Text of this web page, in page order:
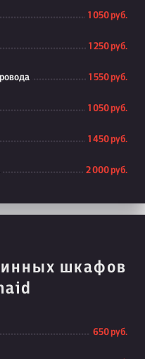
1 050 руб.
1 250 руб.
1 550 руб.
1 050 руб.
1 450 руб.
2 000 руб.
шкафов
650 руб.